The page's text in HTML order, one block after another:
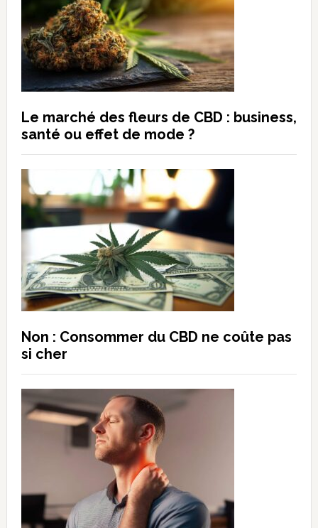
Le marché des fleurs de CBD : business,
santé ou effet de mode ?
Non : Consommer du CBD ne coûte pas
si cher